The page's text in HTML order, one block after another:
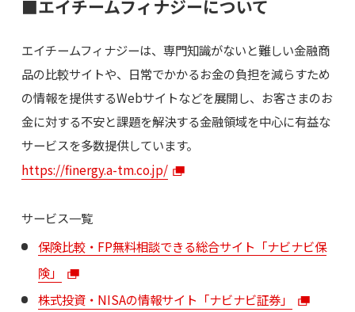
■エイチームフィナジーについて
エイチームフィナジーは、専門知識がないと難しい金融商
品の比較サイトや、日常でかかるお金の負担を減らすため
の情報を提供するWebサイトなどを展開し、お客さまのお
金に対する不安と課題を解決する金融領域を中心に有益な
サービスを多数提供しています。
https://finergy.a-tm.co.jp/
サービス一覧
保険比較・FP無料相談できる総合サイト「ナビナビ保
険」
株式投資・NISAの情報サイト「ナビナビ証券」